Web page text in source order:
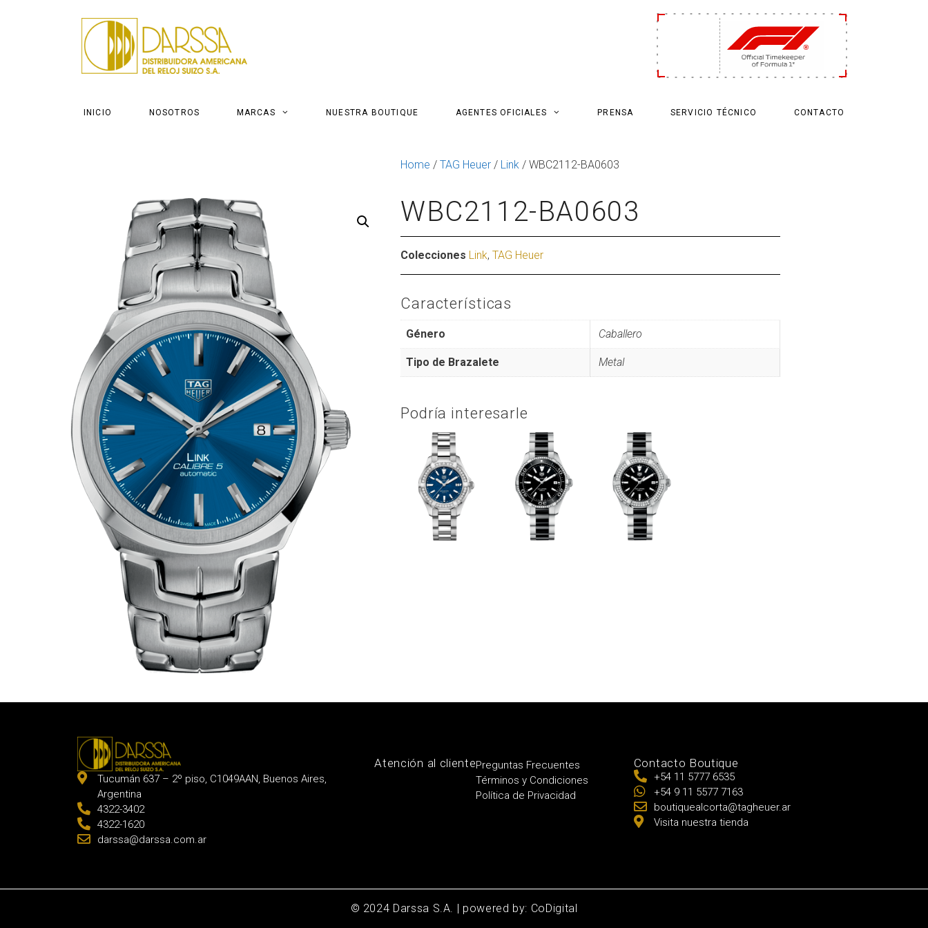
INICIO NOSOTROS MARCAS NUESTRA BOUTIQUE AGENTES OFICIALES PRENSA SERVICIO TÉCNICO CONTACTO
Home / TAG Heuer / Link / WBC2112-BA0603
WBC2112-BA0603
Colecciones Link, TAG Heuer
Características
Género Caballero
Tipo de Brazalete Metal
Podría interesarle
Tucumán 637 – 2º piso, C1049AAN, Buenos Aires,
Argentina
4322-3402
4322-1620
darssa@darssa.com.ar
Atención al clientePreguntas Frecuentes
Términos y Condiciones
Política de Privacidad
Contacto Boutique
+54 11 5777 6535
+54 9 11 5577 7163
boutiquealcorta@tagheuer.ar
Visita nuestra tienda
© 2024 Darssa S.A. | powered by: CoDigital